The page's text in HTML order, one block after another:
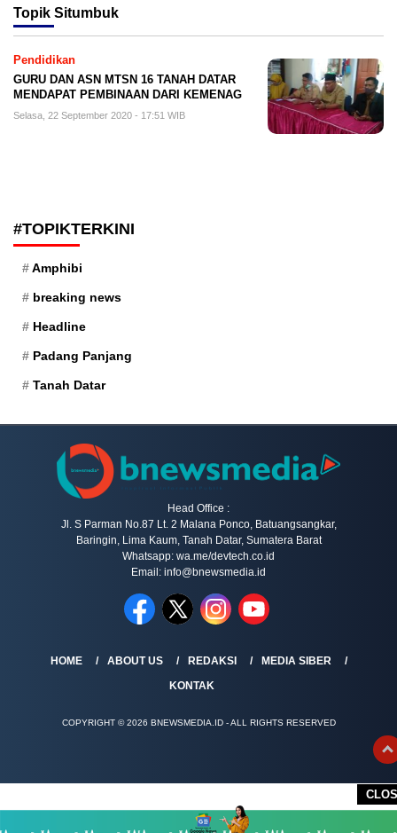
Topik Situmbuk
Pendidikan
GURU DAN ASN MTSN 16 TANAH DATAR
MENDAPAT PEMBINAAN DARI KEMENAG
Selasa, 22 September 2020 - 17:51 WIB
#TOPIKTERKINI
Amphibi
breaking news
Headline
Padang Panjang
Tanah Datar
Head Office :
Jl. S Parman No.87 Lt. 2 Malana Ponco, Batuangsangkar,
Baringin, Lima Kaum, Tanah Datar, Sumatera Barat
Whatsapp: wa.me/devtech.co.id
Email: info@bnewsmedia.id
HOME ABOUT US REDAKSI
MEDIA SIBER
KONTAK
COPYRIGHT © 2026 BNEWSMEDIA.ID - ALL RIGHTS RESERVED